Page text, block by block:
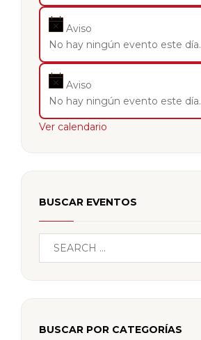
Aviso
No hay ningún evento este día.
Aviso
No hay ningún evento este día.
Ver calendario
BUSCAR EVENTOS
BUSCAR POR CATEGORÍAS